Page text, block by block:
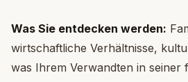
Was Sie entdecken werden:
wirtschaftliche Verhältnisse,
was Ihrem Verwandten in seiner